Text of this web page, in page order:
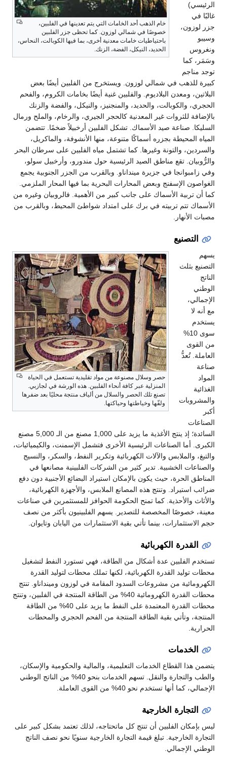
خام الذهب أحد الخامات التي يتم تعدينها في الفلبين،
خصوصًا في شمالي لوزون. كما تحظى جزر الفلبين
باحتياطيات خامات معدنية أخرى، بما فيها الكوبالت، النحاس،
الحديد، النيكل، الفضة، الزنك.
الرئيسي)
غالبًا في
جزر لوزون،
وسيبو
ونغروس
وسَمَر، كما
توجد مناجم
كبيرة للذهب في شمالي لوزون. ويستخرج من الفلبين أيضًا بعض
البلاتين، ومعدن البلاديوم. والفلبين غنية أيضًا بخامات الكروم، والفحم
الحجري، والكوبالت، والحديد، والمنجنيز، والنيكل، والفضة والزنك
بالإضافة للثروات غير المعدنية كالحجر الجيري، والرخام، والملح ورمال
السليكا. صناعة صيد الأسماك. تشكل الفلبين أرخبيلاً ضخمًا. تتضمن
المياه المحيطة بجزره أسماكًا متنوعة، منها الأنشوفة، والماكريل،
والسردين، والتونة وغيرها. كما تشتمل مياه الفلبين على سرطان البحر
والرُّوبيان. تقع مناطق الصيد الرئيسية حول مندورو، وأرخبيل سولو،
وفي زامبوانجا في جزيرة مينداناو. وبالقرب من الجزر الجنوبية يجمع
الغواصون الإسفنج وبعض المحارات البحرية بما فيها المحار الملزمي.
كما أن تربية الأسماك على جانب كبير من الأهمية. فالروبيان وغيره من
الأسماك تتم تربيته في برك على امتداد شواطئ المحيط، وبالقرب من
مصبات الأنهار.
التصنيع
حصر وسلال مصنوعة من مواد تقليدية تستعمل في الحياة
المنزلية عبر كافة أنحاء الفلبين. هذه الورشة في لجازبي.
تصنع تلك الحصر والسلال من ألياف منتجة محليًا بعد ضفرها
ولفّها وخياطتها وحياكتها.
يسهم
التصنيع بثلث
الناتج
الوطني
الإجمالي،
مع أنه لا
يستخدم
سوى 10%
من القوى
العاملة. تُعدُّ
صناعة
المواد
الغذائية
والمشروبات
أكبر
الصناعات
السائدة؛ إذ ينتج الأغذية ما يزيد على 1,000 مصنع من الـ 5,000 مصنع
الكبرى. أما الصناعات الرئيسية الأخرى فتشمل الإسمنت، والكيميائيات،
والتبغ، والملابس والآلات الكهربائية وتكرير النفط، والسكر، والنسيج
والصناعات الخشبية. تدير كثير من الشركات الفلبينية مصانعها في
المناطق الحرة، حيث يكون بالإمكان استيراد البضائع الأجنبية دون دفع
ضرائب استيراد. وتنتج هذه المصانع الملابس، والأجهزة الكهربائية،
والأثاث والأحذية. كما تمنح الحكومة الحوافز للمستثمرين في صناعات
معينة، خصوصًا المخصصة للتصدير. يسهم الفلبينيون بأكثر من نصف
حجم الاستثمارات، بينما تأتي بقية الاستثمارات من اليابان وتايوان.
القدرة الكهربائية
تستخدم الفلبين عدة أشكال من الطاقة، فهي تستورد النفط لتشغيل
محطات توليد القدرة الكهربائية، لكنها تملك محطات لتوليد القدرة
الكهرومائية من مشروعات السدود المقامة في لوزون ومينداناو. تنتج
محطات القدرة الكهرومائية 40% من الطاقة المنتجة في الفلبين، وتنتج
محطات القدرة المعتمدة على النفط ما يزيد على 40% من الطاقة
المنتجة، وتأتي بقية الطاقة المنتجة من الفحم الحجري والمحطات
الحرارية.
الخدمات
يتضمن هذا القطاع الخدمات التعليمية، والمالية والحكومية والإسكان،
والطب والتجارة والنقل. تسهم الخدمات بنحو 40% من الناتج الوطني
الإجمالي، كما أنها تستخدم نحو 40% من القوى العاملة.
التجارة الخارجية
ليس بإمكان الفلبين أن تنتج كل ماتحتاجه، لذلك تعتمد بشكل كبير على
التجارة الخارجية. تبلغ قيمة التجارة الخارجية سنويًا نحو نصف الناتج
الوطني الإجمالي.